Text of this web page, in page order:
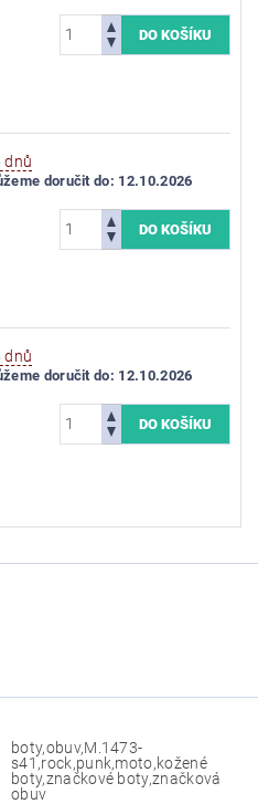
dnů
doručit do: 12.10.2026
dnů
doručit do: 12.10.2026
boty,obuv,M.1473-
s41,rock,punk,moto,kožené
boty,značkové boty,značková
obuv